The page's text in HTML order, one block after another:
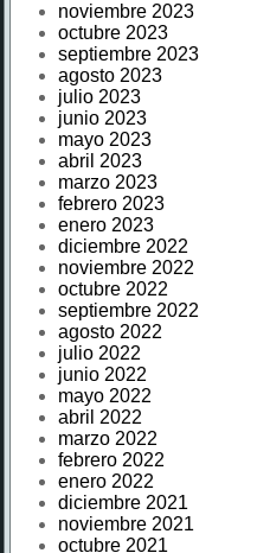
noviembre 2023
octubre 2023
septiembre 2023
agosto 2023
julio 2023
junio 2023
mayo 2023
abril 2023
marzo 2023
febrero 2023
enero 2023
diciembre 2022
noviembre 2022
octubre 2022
septiembre 2022
agosto 2022
julio 2022
junio 2022
mayo 2022
abril 2022
marzo 2022
febrero 2022
enero 2022
diciembre 2021
noviembre 2021
octubre 2021